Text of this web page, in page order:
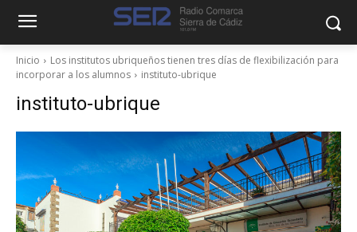
Inicio
Los institutos ubriqueños tienen tres días de flexibilización para
incorporar a los alumnos
instituto-ubrique
instituto-ubrique